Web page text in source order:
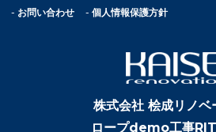
お問い合わせ 個人情報保護方針
株式会社 桧成リノベ
ロープdemo工事